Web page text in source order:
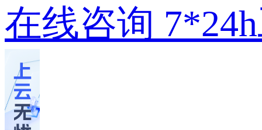
在线咨询